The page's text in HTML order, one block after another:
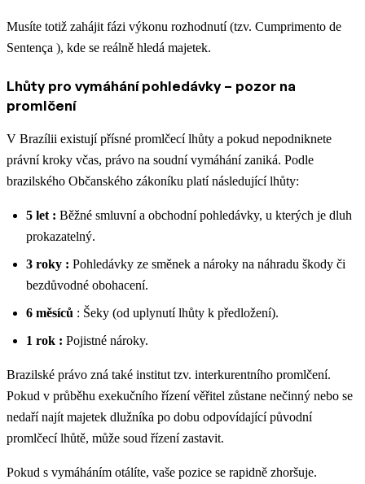
Musíte totiž zahájit fázi výkonu rozhodnutí (tzv. Cumprimento de
Sentença ), kde se reálně hledá majetek.
Lhůty pro vymáhání pohledávky – pozor na
promlčení
V Brazílii existují přísné promlčecí lhůty a pokud nepodniknete
právní kroky včas, právo na soudní vymáhání zaniká. Podle
brazilského Občanského zákoníku platí následující lhůty:
5 let : Běžné smluvní a obchodní pohledávky, u kterých je dluh
prokazatelný.
3 roky : Pohledávky ze směnek a nároky na náhradu škody či
bezdůvodné obohacení.
6 měsíců : Šeky (od uplynutí lhůty k předložení).
1 rok : Pojistné nároky.
Brazilské právo zná také institut tzv. interkurentního promlčení.
Pokud v průběhu exekučního řízení věřitel zůstane nečinný nebo se
nedaří najít majetek dlužníka po dobu odpovídající původní
promlčecí lhůtě, může soud řízení zastavit.
Pokud s vymáháním otálíte, vaše pozice se rapidně zhoršuje.